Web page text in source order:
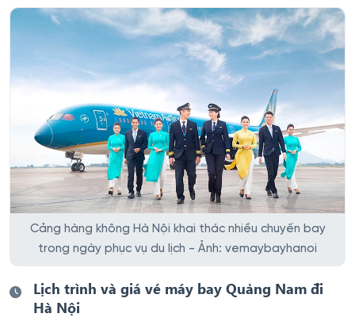
Cảng hàng không Hà Nội khai thác nhiều chuyến bay
trong ngày phục vụ du lịch - Ảnh: vemaybayhanoi
Lịch trình và giá vé máy bay Quảng Nam đi
Hà Nội